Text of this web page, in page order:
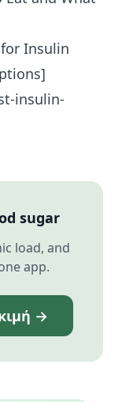
Insulin
insulin-
sugar
load, and
app.
→